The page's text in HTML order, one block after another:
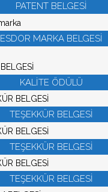
PATENT BELGESİ
ESDOR MARKA BELGESİ
KALİTE ÖDÜLÜ
TEŞEKKÜR BELGESİ
TEŞEKKÜR BELGESİ
TEŞEKKÜR BELGESİ